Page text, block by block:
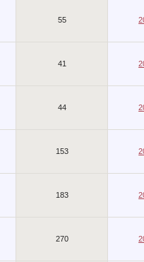
55
41
44
153
183
270